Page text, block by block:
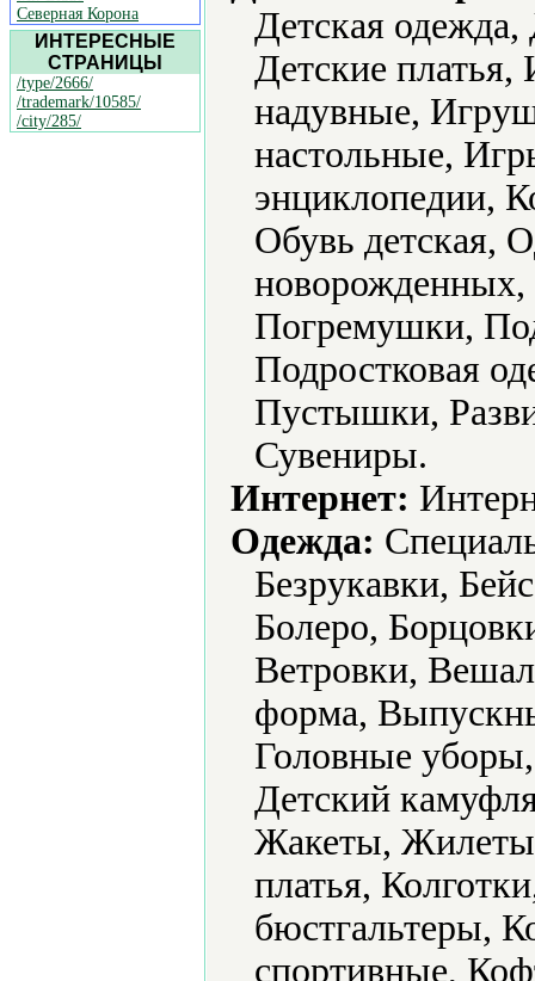
Северная Корона
ИНТЕРЕСНЫЕ
СТРАНИЦЫ
/type/2666/
/trademark/10585/
/city/285/
Детская
Детские
надувные,
настольные,
энциклопедии,
Обувь детская,
Погремушки,
Подростковая
Пустышки,
Сувениры.
Интернет:
Одежда:
Безрукавки,
Болеро,
Ветровки,
форма,
Головные
Детский
Жакеты,
платья,
бюстгальтеры,
спортивные,